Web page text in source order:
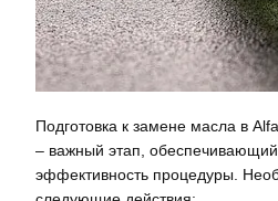
Подготовка к замене масла в
– важный этап, обеспечивающий
эффективность процедуры.